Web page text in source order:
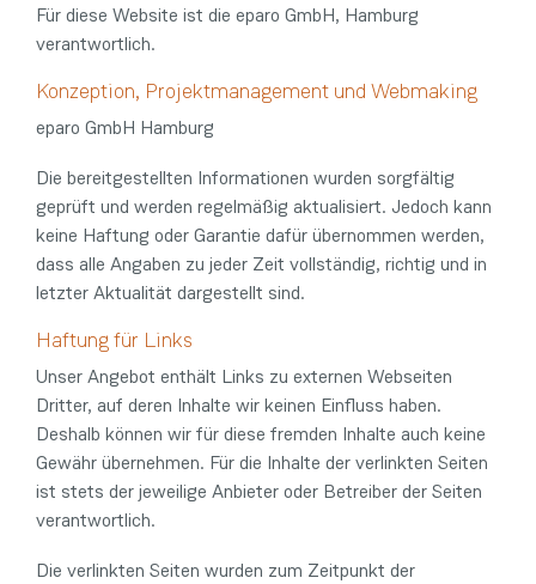
Für diese Website ist die eparo GmbH, Hamburg
verantwortlich.
Konzeption, Projektmanagement und Webmaking
eparo GmbH Hamburg
Die bereitgestellten Informationen wurden sorgfältig
geprüft und werden regelmäßig aktualisiert. Jedoch kann
keine Haftung oder Garantie dafür übernommen werden,
dass alle Angaben zu jeder Zeit vollständig, richtig und in
letzter Aktualität dargestellt sind.
Haftung für Links
Unser Angebot enthält Links zu externen Webseiten
Dritter, auf deren Inhalte wir keinen Einfluss haben.
Deshalb können wir für diese fremden Inhalte auch keine
Gewähr übernehmen. Für die Inhalte der verlinkten Seiten
ist stets der jeweilige Anbieter oder Betreiber der Seiten
verantwortlich.
Die verlinkten Seiten wurden zum Zeitpunkt der